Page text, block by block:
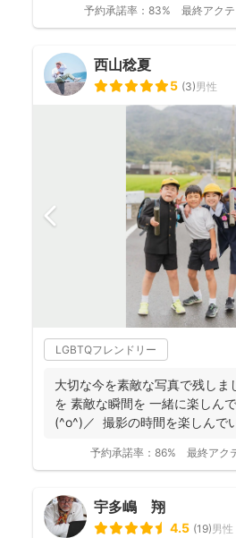
予約承諾率： 83% 最終アクテ
西山稔夏
5 (3)男性
LGBTQフレンドリー
大切な今を素敵な写真で残しま
を 素敵な瞬間を 一緒に楽しん
(^o^)／ 撮影の時間を楽しんで
予約承諾率： 86% 最終アク
宇多嶋 翔
4.5 (19)男性